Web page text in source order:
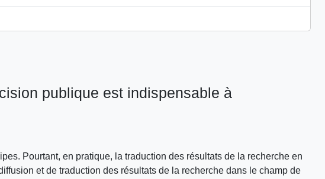
publique est indispensable à
Pourtant, en pratique, la traduction des résultats de la recherche en
et de traduction des résultats de la recherche dans le champ de